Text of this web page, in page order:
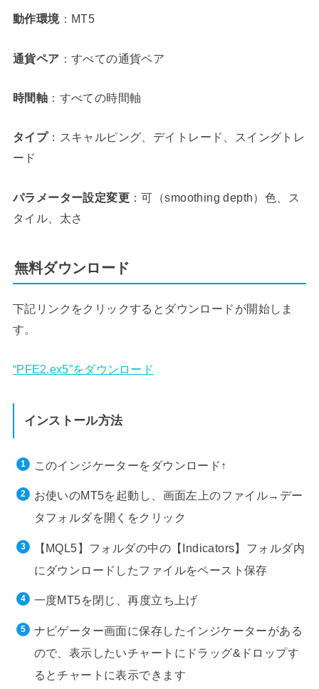
動作環境：MT5
通貨ペア ：すべての通貨ペア
時間軸 ：すべての時間軸
タイプ：スキャルピング、デイトレード、スイングトレ
ード
パラメーター設定変更 ：可（smoothing depth）色、ス
タイル、太さ
無料ダウンロード
下記リンクをクリックするとダウンロードが開始しま
す。
“PFE2.ex5”をダウンロード
インストール方法
このインジケーターをダウンロード↑
お使いのMT5を起動し、画面左上のファイル→デー
タフォルダを開くをクリック
【MQL5】フォルダの中の【Indicators】フォルダ内
にダウンロードしたファイルをペースト保存
一度MT5を閉じ、再度立ち上げ
ナビゲーター画面に保存したインジケーターがある
ので、表示したいチャートにドラッグ&ドロップす
るとチャートに表示できます